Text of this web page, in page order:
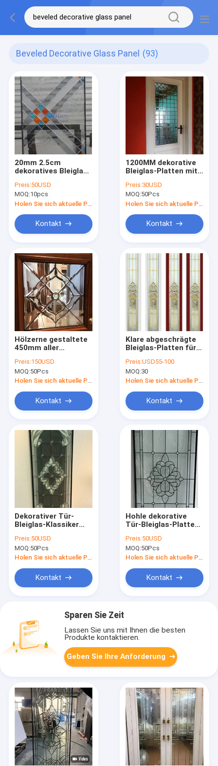
Beveled Decorative Glass Panel (93)
20mm 2.5cm
dekoratives Bleiglas-
Glasplatten für
Außentür-Patio
Preis:50USD
MOQ:10pcs
Kontakt
1200MM dekorative
Bleiglas-Platten mit
abgeschrägten Glas
für Eingangstüren
Preis:30USD
MOQ:50Pcs
Kontakt
Hölzerne gestaltete
450mm aller
dekorative
Glaseinsatz des
freien Raumes für
Preis:150USD
MOQ:50Pcs
Kontakt
Klare abgeschrägte
Bleiglas-Platten für
Preis:USD55-100
MOQ:30
Kontakt
Dekorativer Tür-
Bleiglas-Klassiker
Platten für Tür-
Messingende ab
Preis:50USD
MOQ:50Pcs
Holen Sie sich aktuelle Preis
Kontakt
Hohle dekorative
Tür-Bleiglas-Platten-
2000MM
Preis:50USD
MOQ:50Pcs
Holen Sie sich aktuelle Preis
Kontakt
Sparen Sie Zeit
Lassen Sie uns mit Ihnen die besten
Produkte kontaktieren.
Geben Sie Ihre Anforderung